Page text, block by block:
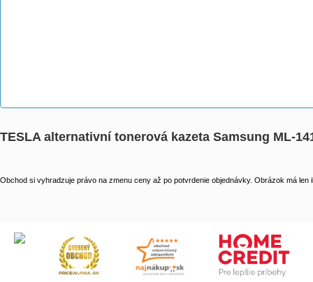
TESLA alternativní tonerová kazeta Samsung ML-
Obchod si vyhradzuje právo na zmenu ceny až po potvrdenie objednávky. Obrázok má len